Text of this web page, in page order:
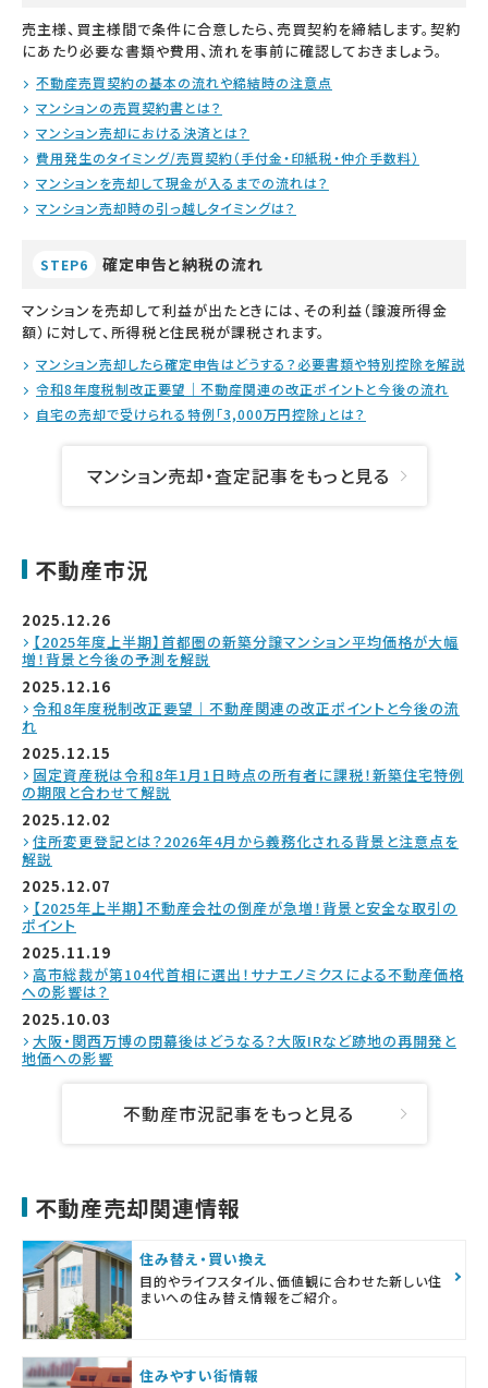
売主様、買主様間で条件に合意したら、売買契約を締結します。契約
にあたり必要な書類や費用、流れを事前に確認しておきましょう。
不動産売買契約の基本の流れや締結時の注意点
マンションの売買契約書とは？
マンション売却における決済とは？
費用発生のタイミング/売買契約（手付金・印紙税・仲介手数料）
マンションを売却して現金が入るまでの流れは？
マンション売却時の引っ越しタイミングは？
STEP6 確定申告と納税の流れ
マンションを売却して利益が出たときには、その利益（譲渡所得金
額）に対して、所得税と住民税が課税されます。
マンション売却したら確定申告はどうする？必要書類や特別控除を解説
令和8年度税制改正要望｜不動産関連の改正ポイントと今後の流れ
自宅の売却で受けられる特例「3,000万円控除」とは？
マンション売却・査定記事をもっと見る
不動産市況
2025.12.26
【2025年度上半期】首都圏の新築分譲マンション平均価格が大幅
増！背景と今後の予測を解説
2025.12.16
令和8年度税制改正要望｜不動産関連の改正ポイントと今後の流
れ
2025.12.15
固定資産税は令和8年1月1日時点の所有者に課税！新築住宅特例
の期限と合わせて解説
2025.12.02
住所変更登記とは？2026年4月から義務化される背景と注意点を
解説
2025.12.07
【2025年上半期】不動産会社の倒産が急増！背景と安全な取引の
ポイント
2025.11.19
高市総裁が第104代首相に選出！サナエノミクスによる不動産価格
への影響は？
2025.10.03
大阪・関西万博の閉幕後はどうなる？大阪IRなど跡地の再開発と
地価への影響
不動産市況記事をもっと見る
不動産売却関連情報
住み替え・買い換え
目的やライフスタイル、価値観に合わせた新しい住
まいへの住み替え情報をご紹介。
住みやすい街情報